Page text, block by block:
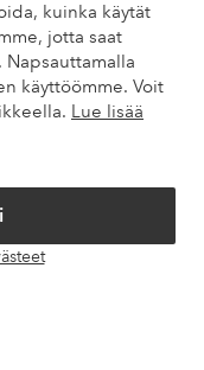
kuinka käytät
jotta saat
Napsauttamalla
käyttöömme. Voit
Lue lisää
Maksutavat